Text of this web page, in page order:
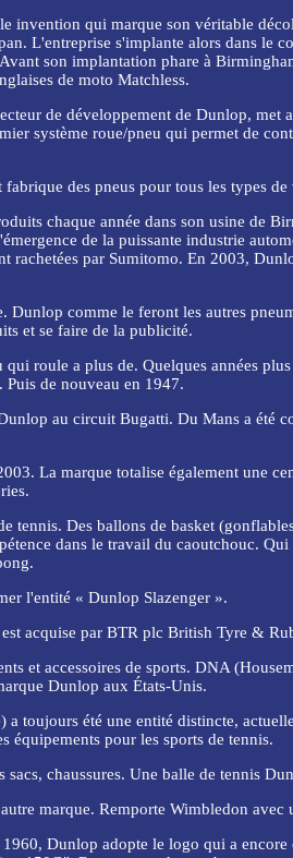
invention qui marque son véritable
L'entreprise s'implante alors dans le
son implantation phare à
de moto Matchless.
de développement de Dunlop, met
système roue/pneu qui permet de
des pneus pour tous les types de
chaque année dans son usine de
de la puissante industrie
par Sumitomo. En 2003,
comme le feront les autres
et se faire de la publicité.
roule a plus de. Quelques années
de nouveau en 1947.
au circuit Bugatti. Du Mans a été
La marque totalise également une
tennis. Des ballons de basket
dans le travail du caoutchouc.
l'entité « Dunlop Slazenger ».
acquise par BTR plc British Tyre &
et accessoires de sports. DNA
Dunlop aux États-Unis.
toujours été une entité distincte,
équipements pour les sports de tennis.
sacs, chaussures. Une balle de tennis
marque. Remporte Wimbledon avec
Dunlop adopte le logo qui a